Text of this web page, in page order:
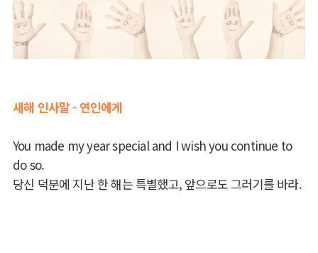
새해 인사말 - 연인에게
You made my year special and I wish you continue to
do so.
당신 덕분에 지난 한 해는 특별했고, 앞으로도 그러기를 바라.